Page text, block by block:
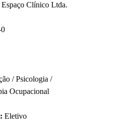
Clínico Ltda.
/ Psicologia /
Ocupacional
Eletivo